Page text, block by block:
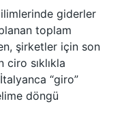
giderler
toplam
şirketler için son
sıklıkla
“giro”
döngü